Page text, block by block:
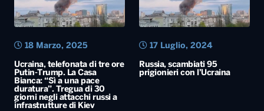
Ucraina, telefonata di tre ore
Putin-Trump. La Casa
Bianca: “Sì a una pace
duratura”. Tregua di 30
giorni negli attacchi russi a
infrastrutture di Kiev
18 Marzo, 2025
Russia, scambiati 95
prigionieri con l’Ucraina
17 Luglio, 2024